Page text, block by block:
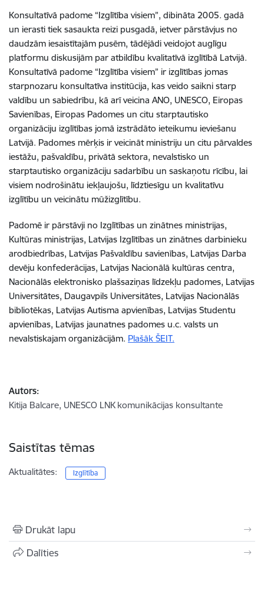
Konsultatīvā padome “Izglītība visiem”, dibināta 2005. gadā
un ierasti tiek sasaukta reizi pusgadā, ietver pārstāvjus no
daudzām iesaistītajām pusēm, tādējādi veidojot auglīgu
platformu diskusijām par atbildību kvalitatīvā izglītībā Latvijā.
Konsultatīvā padome “Izglītība visiem” ir izglītības jomas
starpnozaru konsultatīva institūcija, kas veido saikni starp
valdību un sabiedrību, kā arī veicina ANO, UNESCO, Eiropas
Savienības, Eiropas Padomes un citu starptautisko
organizāciju izglītības jomā izstrādāto ieteikumu ieviešanu
Latvijā. Padomes mērķis ir veicināt ministriju un citu pārvaldes
iestāžu, pašvaldību, privātā sektora, nevalstisko un
starptautisko organizāciju sadarbību un saskaņotu rīcību, lai
visiem nodrošinātu iekļaujošu, līdztiesīgu un kvalitatīvu
izglītību un veicinātu mūžizglītību.
Padomē ir pārstāvji no Izglītības un zinātnes ministrijas,
Kultūras ministrijas, Latvijas Izglītības un zinātnes darbinieku
arodbiedrības, Latvijas Pašvaldību savienības, Latvijas Darba
devēju konfederācijas, Latvijas Nacionālā kultūras centra,
Nacionālās elektronisko plašsaziņas līdzekļu padomes, Latvijas
Universitātes, Daugavpils Universitātes, Latvijas Nacionālās
bibliotēkas, Latvijas Autisma apvienības, Latvijas Studentu
apvienības, Latvijas jaunatnes padomes u.c. valsts un
nevalstiskajam organizācijām. Plašāk ŠEIT.
Autors:
Kitija Balcare, UNESCO LNK komunikācijas konsultante
Saistītas tēmas
Aktualitātes: Izglītība
Drukāt lapu
Dalīties